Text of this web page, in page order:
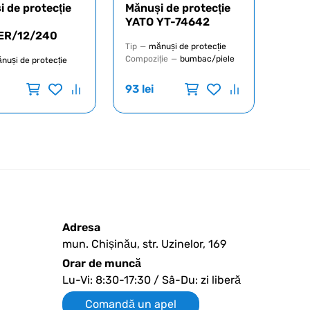
de protecție
12/240
de protecție
Mănuși de protecție
YATO YT-74642
Tip — mănuși de protecție
Compoziție — bumbac/piele
93 lei
Adresa
mun. Chișinău, str. Uzinelor, 169
Orar de muncă
Lu-Vi: 8:30-17:30 / Sâ-Du: zi liberă
Comandă un apel